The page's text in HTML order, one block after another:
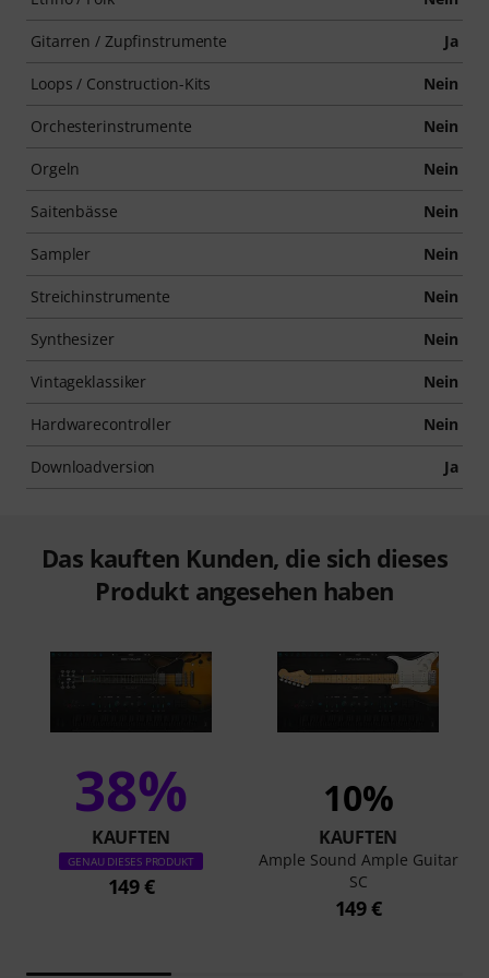
Gitarren / Zupfinstrumente Ja
Loops / Construction-Kits Nein
Orchesterinstrumente Nein
Orgeln Nein
Saitenbässe Nein
Sampler Nein
Streichinstrumente Nein
Synthesizer Nein
Vintageklassiker Nein
Hardwarecontroller Nein
Downloadversion Ja
Das kauften Kunden, die sich dieses
Produkt angesehen haben
38%
KAUFTEN
GENAU DIESES PRODUKT
149 €
10%
KAUFTEN
Ample Sound Ample Guitar
SC
149 €